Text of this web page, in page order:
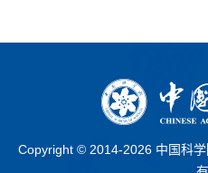
Copyright © 2014-2026 中国科